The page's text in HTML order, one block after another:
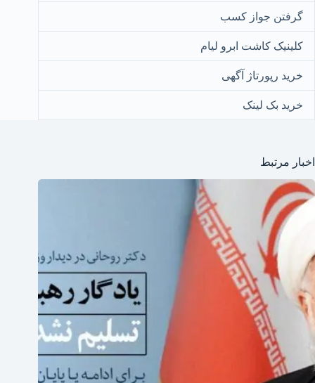
گرفتن جواز کسب
کلینیک کاشت ابرو لیام
خرید رپورتاژ آگهی
خرید بک لینک
اخبار مرتبط